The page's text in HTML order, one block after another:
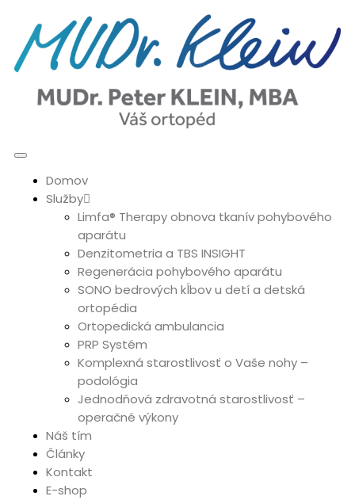
Domov
Služby
Limfa® Therapy obnova tkanív pohybového
aparátu
Denzitometria a TBS INSIGHT
Regenerácia pohybového aparátu
SONO bedrových kĺbov u detí a detská
ortopédia
Ortopedická ambulancia
PRP Systém
Komplexná starostlivosť o Vaše nohy –
podológia
Jednodňová zdravotná starostlivosť –
operačné výkony
Náš tím
Články
Kontakt
E-shop